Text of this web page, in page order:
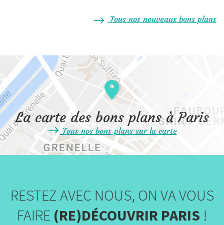
Tous nos nouveaux bons plans
La carte des bons plans à Paris
Tous nos bons plans sur la carte
RESTEZ AVEC NOUS, ON VA VOUS
FAIRE (RE)DÉCOUVRIR PARIS !